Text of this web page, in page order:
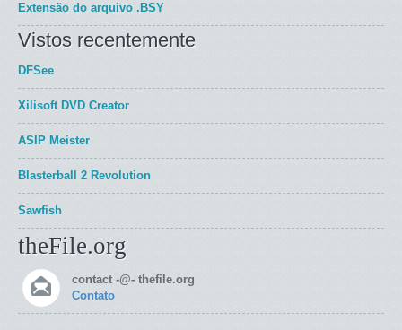
Extensão do arquivo .BSY
Vistos recentemente
DFSee
Xilisoft DVD Creator
ASIP Meister
Blasterball 2 Revolution
Sawfish
theFile.org
contact -@- thefile.org
Contato